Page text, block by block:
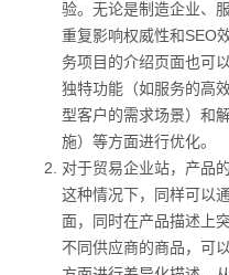
验。无论是制造企业、
重复影响权威性和SEO
务项目的介绍页面也可
独特功能（如服务的高
型客户的需求场景）和
施）等方面进行优化。
对于贸易企业站，产品
这种情况下，同样可以
面，同时在产品描述上
不同供应商的商品，可